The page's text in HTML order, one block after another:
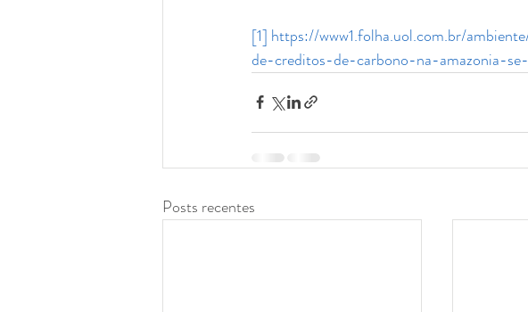
[1] https://www1.folha.uol.com.br/
de-creditos-de-carbono-na-amazonia-
Posts recentes